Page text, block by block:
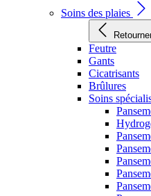
Soins des plaies
Feutre
Gants
Cicatrisants
Brûlures
Soins